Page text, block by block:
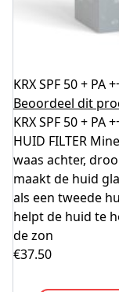
KRX SPF 50 + PA
Beoordeel dit
KRX SPF 50 + PA
HUID FILTER
waas achter,
maakt de huid
als een tweede
helpt de huid te
de zon
€37.50